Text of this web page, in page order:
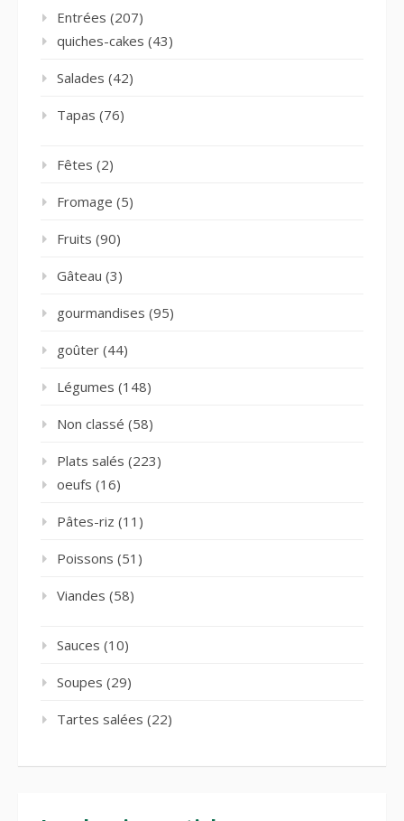
Entrées (207)
quiches-cakes (43)
Salades (42)
Tapas (76)
Fêtes (2)
Fromage (5)
Fruits (90)
Gâteau (3)
gourmandises (95)
goûter (44)
Légumes (148)
Non classé (58)
Plats salés (223)
oeufs (16)
Pâtes-riz (11)
Poissons (51)
Viandes (58)
Sauces (10)
Soupes (29)
Tartes salées (22)